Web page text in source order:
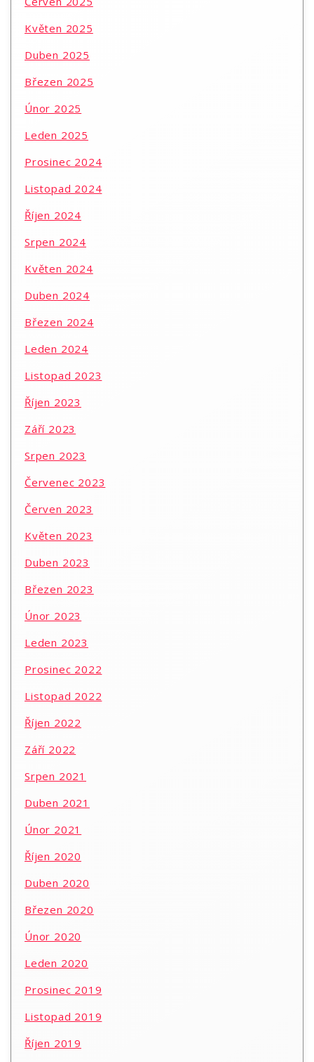
Květen 2025
Duben 2025
Březen 2025
Únor 2025
Leden 2025
Prosinec 2024
Listopad 2024
Říjen 2024
Srpen 2024
Květen 2024
Duben 2024
Březen 2024
Leden 2024
Listopad 2023
Říjen 2023
Září 2023
Srpen 2023
Červenec 2023
Červen 2023
Květen 2023
Duben 2023
Březen 2023
Únor 2023
Leden 2023
Prosinec 2022
Listopad 2022
Říjen 2022
Září 2022
Srpen 2021
Duben 2021
Únor 2021
Říjen 2020
Duben 2020
Březen 2020
Únor 2020
Leden 2020
Prosinec 2019
Listopad 2019
Říjen 2019